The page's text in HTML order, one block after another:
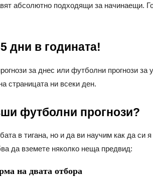
абсолютно подходящи за начинаещи.
дни в годината!
за днес или футболни прогнози за
страницата ни всеки ден.
футболни прогнози?
в тигана, но и да ви научим как да си
да вземете няколко неща предвид:
на двата отбора